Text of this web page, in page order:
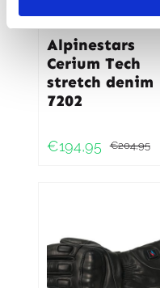
Alpinestars
Cerium Tech
stretch denim
7202
€204,95
€194,95